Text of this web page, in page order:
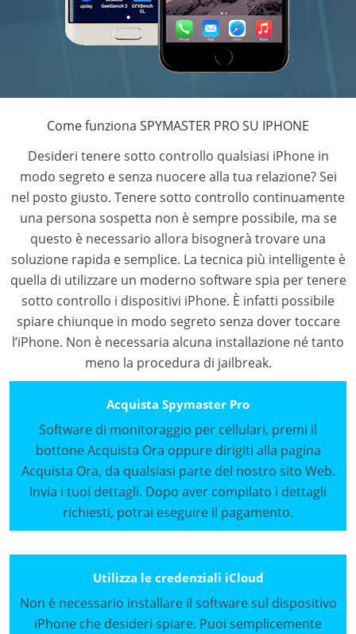
Come funziona SPYMASTER PRO SU IPHONE
Desideri tenere sotto controllo qualsiasi iPhone in
modo segreto e senza nuocere alla tua relazione? Sei
nel posto giusto. Tenere sotto controllo continuamente
una persona sospetta non è sempre possibile, ma se
questo è necessario allora bisognerà trovare una
soluzione rapida e semplice. La tecnica più intelligente è
quella di utilizzare un moderno software spia per tenere
sotto controllo i dispositivi iPhone. È infatti possibile
spiare chiunque in modo segreto senza dover toccare
l’iPhone. Non è necessaria alcuna installazione né tanto
meno la procedura di jailbreak.
Acquista Spymaster Pro
Software di monitoraggio per cellulari, premi il
bottone Acquista Ora oppure dirigiti alla pagina
Acquista Ora, da qualsiasi parte del nostro sito Web.
Invia i tuoi dettagli. Dopo aver compilato i dettagli
richiesti, potrai eseguire il pagamento.
Utilizza le credenziali iCloud
Non è necessario installare il software sul dispositivo
iPhone che desideri spiare. Puoi semplicemente